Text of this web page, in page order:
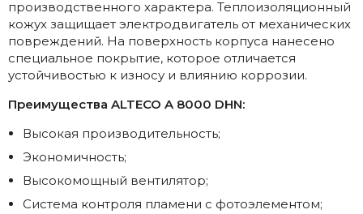
производственного характера. Теплоизоляционный
кожух защищает электродвигатель от механических
повреждений. На поверхность корпуса нанесено
специальное покрытие, которое отличается
устойчивостью к износу и влиянию коррозии.
Преимущества ALTECO A 8000 DHN:
Высокая производительность;
Экономичность;
Высокомощный вентилятор;
Система контроля пламени с фотоэлементом;